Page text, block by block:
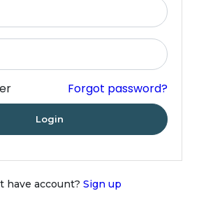
Forgot password?
Login
have account? Sign up